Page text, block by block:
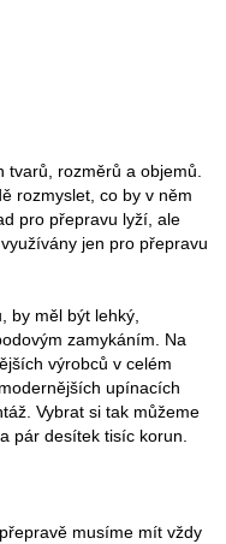
rozměrů a objemů.
rozmyslet, co by v něm
pro přepravu lyží, ale
jen pro přepravu
by měl být lehký,
zamykáním. Na
výrobců v celém
upínacích
Vybrat si tak můžeme
pár desítek tisíc korun.
musíme mít vždy